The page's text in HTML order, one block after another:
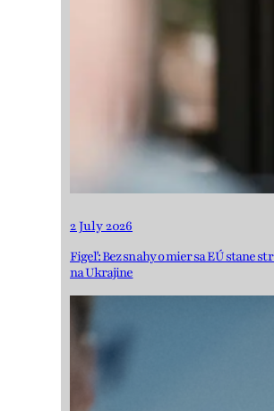
2 July 2026
Figeľ: Bez snahy o mier sa EÚ stane
na Ukrajine